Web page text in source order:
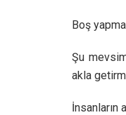
Boş
Şu
akla
İnsanların